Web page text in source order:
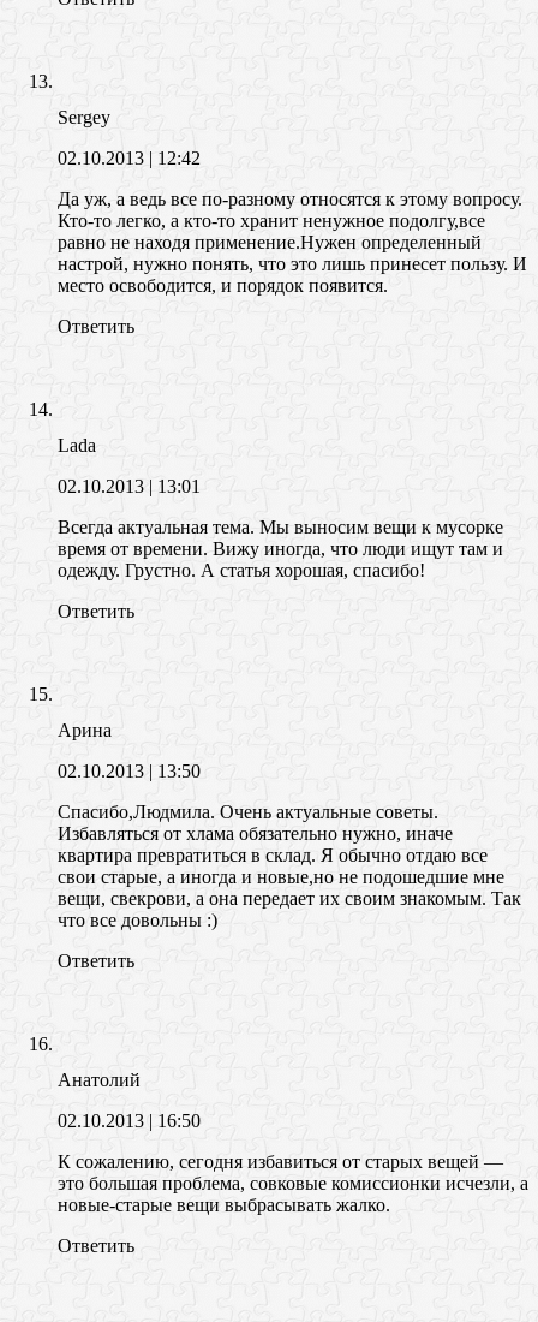
Sergey
02.10.2013 | 12:42
Да уж, а ведь все по-разному относятся к этому вопросу.
Кто-то легко, а кто-то хранит ненужное подолгу,все
равно не находя применение.Нужен определенный
настрой, нужно понять, что это лишь принесет пользу. И
место освободится, и порядок появится.
Ответить
Lada
02.10.2013 | 13:01
Всегда актуальная тема. Мы выносим вещи к мусорке
время от времени. Вижу иногда, что люди ищут там и
одежду. Грустно. А статья хорошая, спасибо!
Ответить
Арина
02.10.2013 | 13:50
Спасибо,Людмила. Очень актуальные советы.
Избавляться от хлама обязательно нужно, иначе
квартира превратиться в склад. Я обычно отдаю все
свои старые, а иногда и новые,но не подошедшие мне
вещи, свекрови, а она передает их своим знакомым. Так
что все довольны :)
Ответить
Анатолий
02.10.2013 | 16:50
К сожалению, сегодня избавиться от старых вещей —
это большая проблема, совковые комиссионки исчезли, а
новые-старые вещи выбрасывать жалко.
Ответить